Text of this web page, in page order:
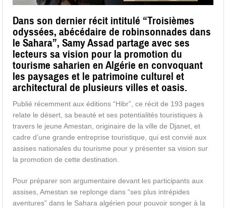
Dans son dernier récit intitulé “Troisièmes
odyssées, abécédaire de robinsonnades dans
le Sahara”, Samy Assad partage avec ses
lecteurs sa vision pour la promotion du
tourisme saharien en Algérie en convoquant
les paysages et le patrimoine culturel et
architectural de plusieurs villes et oasis.
Publié récemment aux éditions “Hibr”, ce récit de 193 pages
relate le désert, sa beauté et ses potentialités touristiques à
travers le jeune Amestan, originaire de la ville de Djanet, et
cadre d’une grande entreprise touristique, qui est convié aux
assises nationales du tourisme pour y présenter sa vision sur
la promotion de cette destination.
Pour préparer son argumentaire devant les participants aux
assises, Amestan se replonge dans “ses plus intrépides
aventures” dans le Sahara algérien pour pouvoir songer à la